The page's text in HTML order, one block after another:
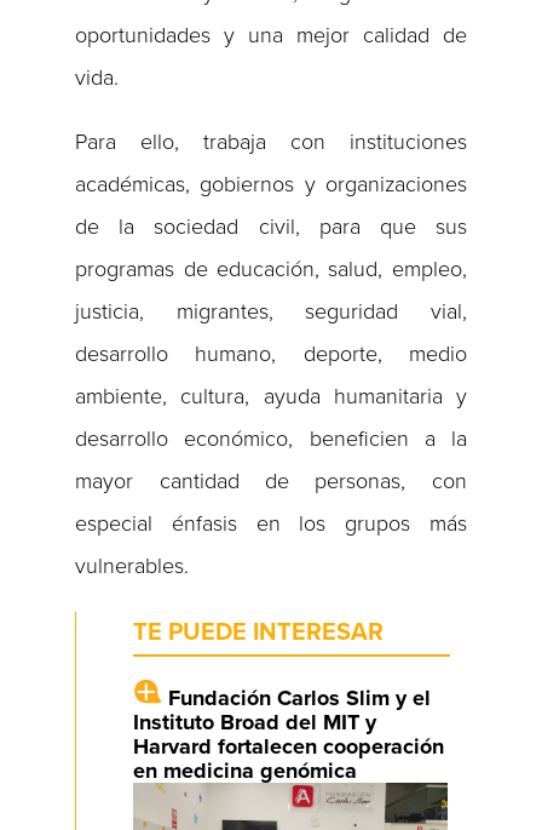
oportunidades y una mejor calidad de
vida.
Para ello, trabaja con instituciones
académicas, gobiernos y organizaciones
de la sociedad civil, para que sus
programas de educación, salud, empleo,
justicia, migrantes, seguridad vial,
desarrollo humano, deporte, medio
ambiente, cultura, ayuda humanitaria y
desarrollo económico, beneficien a la
mayor cantidad de personas, con
especial énfasis en los grupos más
vulnerables.
TE PUEDE INTERESAR
Fundación Carlos Slim y el
Instituto Broad del MIT y
Harvard fortalecen cooperación
en medicina genómica